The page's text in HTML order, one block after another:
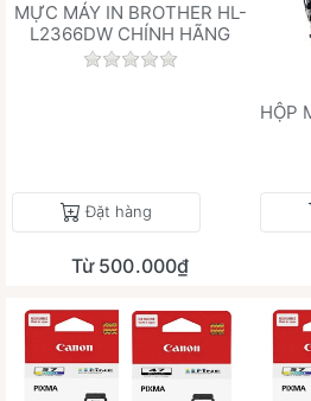
MỰC MÁY IN BROTHER HL-
L2366DW CHÍNH HÃNG
Chưa có đánh giá nào
Đặt hàng
Từ 500.000₫
HỘP